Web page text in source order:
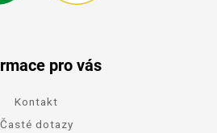
pro vás
Kontakt
Časté dotazy